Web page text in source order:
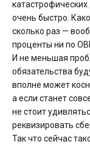
катастрофических
очень быстро.
сколько раз —
проценты ни по
И не меньшая
обязательства
вполне может
а если станет
не стоит
реквизировать
Так что сейчас